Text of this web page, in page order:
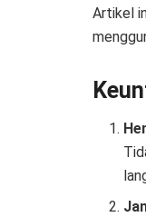
Artikel